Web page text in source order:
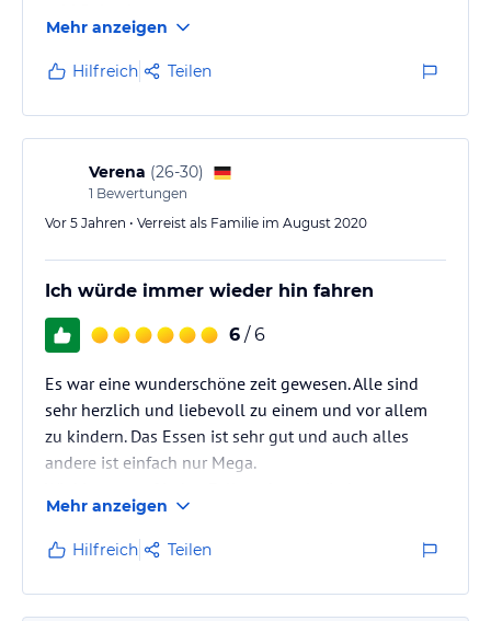
Mehr anzeigen
Hilfreich Teilen
Verena (26-30)
1 Bewertungen
Vor 5 Jahren • Verreist als Familie im August 2020
Ich würde immer wieder hin fahren
6 / 6
Es war eine wunderschöne zeit gewesen. Alle sind
sehr herzlich und liebevoll zu einem und vor allem
zu kindern. Das Essen ist sehr gut und auch alles
andere ist einfach nur Mega.
Mehr anzeigen
Hilfreich Teilen